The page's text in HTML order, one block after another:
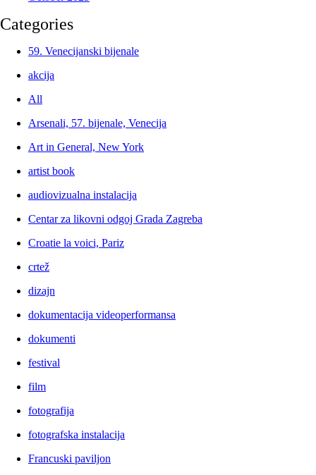
Categories
59. Venecijanski bijenale
akcija
All
Arsenali, 57. bijenale, Venecija
Art in General, New York
artist book
audiovizualna instalacija
Centar za likovni odgoj Grada Zagreba
Croatie la voici, Pariz
crtež
dizajn
dokumentacija videoperformansa
dokumenti
festival
film
fotografija
fotografska instalacija
Francuski paviljon